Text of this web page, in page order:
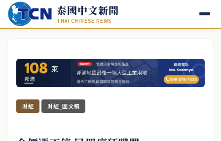
泰國中文新聞
THAI CHINESE NEWS
財經 財經_圖文稿